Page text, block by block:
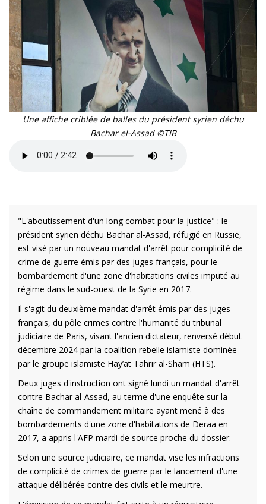
Une affiche criblée de balles du président syrien déchu
Bachar el-Assad ©TIB
"L'aboutissement d'un long combat pour la justice" : le
président syrien déchu Bachar al-Assad, réfugié en Russie,
est visé par un nouveau mandat d'arrêt pour complicité de
crime de guerre émis par des juges français, pour le
bombardement d'une zone d'habitations civiles imputé au
régime dans le sud-ouest de la Syrie en 2017.
Il s'agit du deuxième mandat d'arrêt émis par des juges
français, du pôle crimes contre l'humanité du tribunal
judiciaire de Paris, visant l'ancien dictateur, renversé début
décembre 2024 par la coalition rebelle islamiste dominée
par le groupe islamiste Hay’at Tahrir al-Sham (HTS).
Deux juges d'instruction ont signé lundi un mandat d'arrêt
contre Bachar al-Assad, au terme d'une enquête sur la
chaîne de commandement militaire ayant mené à des
bombardements d'une zone d'habitations de Deraa en
2017, a appris l'AFP mardi de source proche du dossier.
Selon une source judiciaire, ce mandat vise les infractions
de complicité de crimes de guerre par le lancement d'une
attaque délibérée contre des civils et le meurtre.